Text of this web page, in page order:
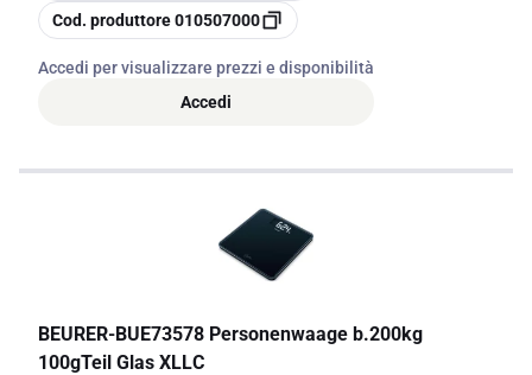
copia
Cod. produttore010507000
Accedi per visualizzare prezzi e disponibilità
Accedi
BEURER-BUE73578 Personenwaage b.200kg
100gTeil Glas XLLC